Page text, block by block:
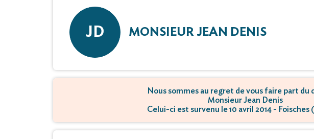
JD MONSIEUR JEAN DENIS
Nous sommes au regret de vous faire part du
Monsieur Jean Denis
Celui-ci est survenu le 10 avril 2014 -